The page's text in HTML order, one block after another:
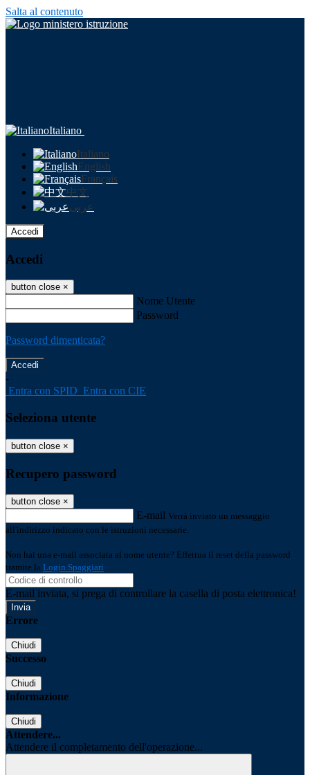
Salta al contenuto
Italiano
Italiano
English
Français
中文
عربى
Accedi
Accedi
button close ×
Nome Utente
Password
Password dimenticata?
-
Entra con SPID Entra con CIE
Seleziona utente
button close ×
Recupero password
button close ×
E-mail Verrà inviato un messaggio
all'indirizzo indicato con le istruzioni necessarie.
Non hai una e-mail associata al nome utente? Effettua il reset della password
tramite la Login Spaggiari
E-mail inviata, si prega di controllare la casella di posta elettronica!
Errore
Chiudi
Successo
Chiudi
Informazione
Chiudi
Attendere...
Attendere il completamento dell'operazione...